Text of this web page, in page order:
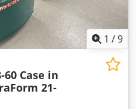
1 /9
60 Case in
21-